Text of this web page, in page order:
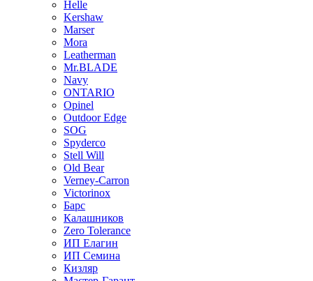
Helle
Kershaw
Marser
Mora
Leatherman
Mr.BLADE
Navy
ONTARIO
Opinel
Outdoor Edge
SOG
Spyderco
Stell Will
Old Bear
Verney-Carron
Victorinox
Барс
Калашников
Zero Tolerance
ИП Елагин
ИП Семина
Кизляр